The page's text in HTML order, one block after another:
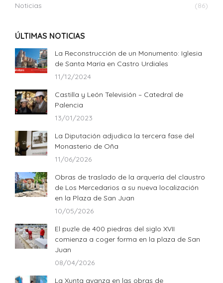
Noticias (86)
ÚLTIMAS NOTICIAS
La Reconstrucción de un Monumento: Iglesia
de Santa María en Castro Urdiales
11/12/2024
Castilla y León Televisión – Catedral de
Palencia
13/01/2023
La Diputación adjudica la tercera fase del
Monasterio de Oña
11/06/2026
Obras de traslado de la arquería del claustro
de Los Mercedarios a su nueva localización
en la Plaza de San Juan
10/05/2026
El puzle de 400 piedras del siglo XVII
comienza a coger forma en la plaza de San
Juan
08/04/2026
La Xunta avanza en las obras de